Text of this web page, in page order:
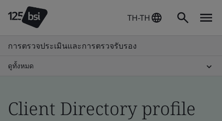
TH-TH
การตรวจประเมินและการตรวจรับรอง
ดูทั้งหมด
Client Directory profile